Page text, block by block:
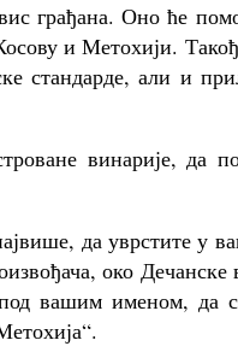
грађана. Оно ће
и Метохији.
стандарде, али и
винарије, да
да уврстите у
око
вашим именом, да